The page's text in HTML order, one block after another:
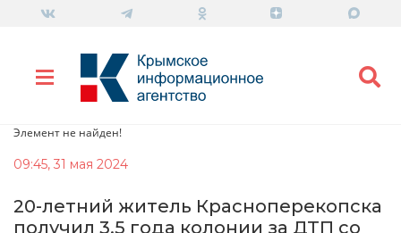
Элемент не найден!
09:45, 31 мая 2024
20-летний житель Красноперекопска
получил 3,5 года колонии за ДТП со